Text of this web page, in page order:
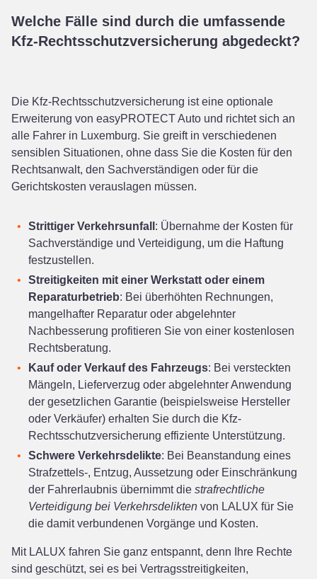
Welche Fälle sind durch die umfassende
Kfz-Rechtsschutzversicherung abgedeckt?
Die Kfz-Rechtsschutzversicherung ist eine optionale
Erweiterung von easyPROTECT Auto und richtet sich an
alle Fahrer in Luxemburg. Sie greift in verschiedenen
sensiblen Situationen, ohne dass Sie die Kosten für den
Rechtsanwalt, den Sachverständigen oder für die
Gerichtskosten verauslagen müssen.
Strittiger Verkehrsunfall : Übernahme der Kosten für
Sachverständige und Verteidigung, um die Haftung
festzustellen.
Streitigkeiten mit einer Werkstatt oder einem
Reparaturbetrieb: Bei überhöhten Rechnungen,
mangelhafter Reparatur oder abgelehnter
Nachbesserung profitieren Sie von einer kostenlosen
Rechtsberatung.
Kauf oder Verkauf des Fahrzeugs: Bei versteckten
Mängeln, Lieferverzug oder abgelehnter Anwendung
der gesetzlichen Garantie (beispielsweise Hersteller
oder Verkäufer) erhalten Sie durch die Kfz-
Rechtsschutzversicherung effiziente Unterstützung.
Schwere Verkehrsdelikte: Bei Beanstandung eines
Strafzettels‑, Entzug, Aussetzung oder Einschränkung
der Fahrerlaubnis übernimmt die strafrechtliche
Verteidigung bei Verkehrsdelikten von LALUX für Sie
die damit verbundenen Vorgänge und Kosten.
Mit LALUX fahren Sie ganz entspannt, denn Ihre Rechte
sind geschützt, sei es bei Vertragsstreitigkeiten,